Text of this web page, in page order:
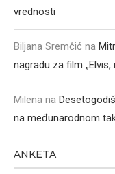
vrednosti
Biljana Sremčić na
nagradu za film
Milena na
na međunarodnom
ANKETA